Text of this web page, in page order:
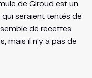
de Giroud est un
qui seraient tentés de
de recettes
mais il n’y a pas de